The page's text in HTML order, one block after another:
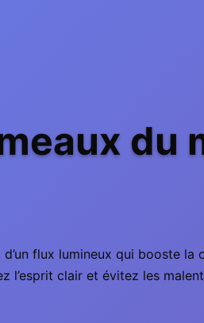
du
flux lumineux qui booste
l’esprit clair et évitez les